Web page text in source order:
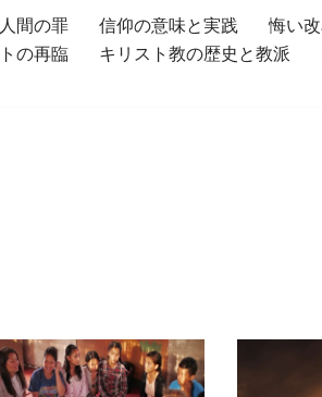
人間の罪 信仰の意味と実践 悔い
の再臨 キリスト教の歴史と教派